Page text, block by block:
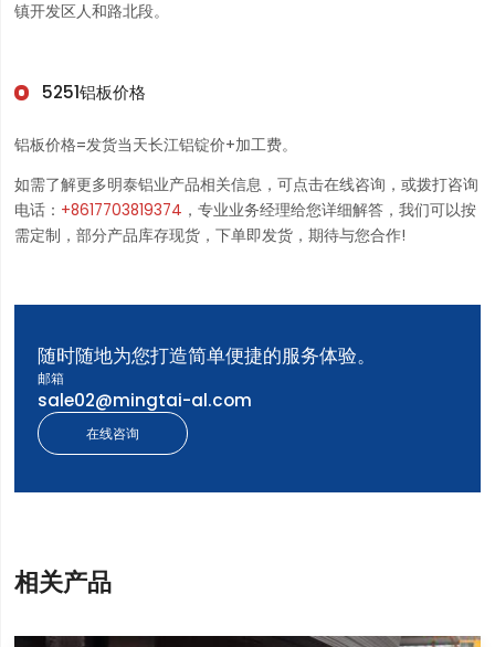
镇开发区人和路北段。
5251铝板价格
铝板价格=发货当天长江铝锭价+加工费。
如需了解更多明泰铝业产品相关信息，可点击在线咨询，或拨打咨询
电话： +8617703819374 ，专业业务经理给您详细解答，我们可以按
需定制，部分产品库存现货，下单即发货，期待与您合作!
随时随地为您打造简单便捷的服务体验。
在线咨询
邮箱
sale02@mingtai-al.com
相关产品